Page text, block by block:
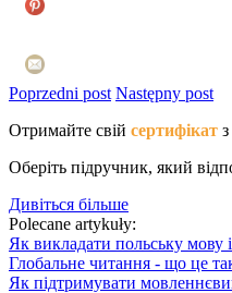
Poprzedni post Następny post
Отримайте свій сертифікат
Оберіть підручник, який
Дивіться більше
Polecane artykuły:
Як викладати польську мову
Глобальне читання - що це
Як підтримувати